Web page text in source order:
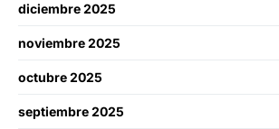
diciembre 2025
noviembre 2025
octubre 2025
septiembre 2025